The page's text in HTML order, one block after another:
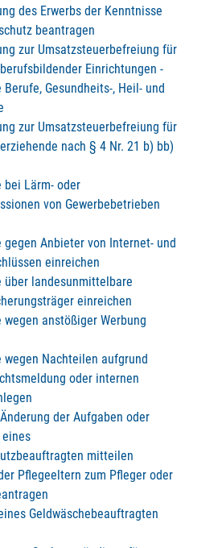
des Erwerbs der Kenntnisse
beantragen
zur Umsatzsteuerbefreiung für
Einrichtungen -
Gesundheits-, Heil- und
zur Umsatzsteuerbefreiung für
nach § 4 Nr. 21 b) bb)
bei Lärm- oder
von Gewerbebetrieben
gegen Anbieter von Internet- und
einreichen
über landesunmittelbare
einreichen
wegen anstößiger Werbung
wegen Nachteilen aufgrund
oder internen
der Aufgaben oder
mitteilen
Pflegeeltern zum Pfleger oder
Geldwäschebeauftragten